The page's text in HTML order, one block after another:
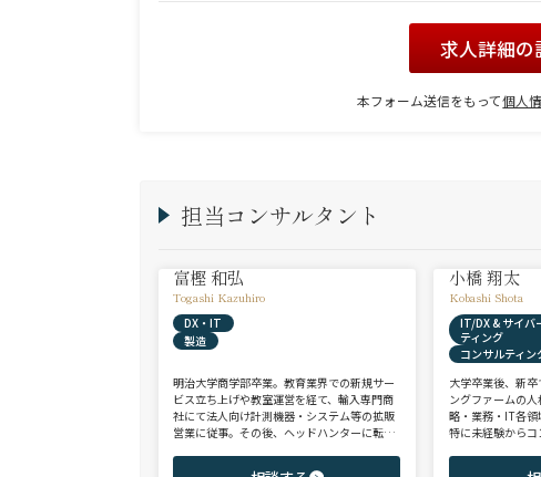
求人詳細
本フォーム送信をもって個人
担当コンサルタント
富樫 和弘
Togashi Kazuhiro
DX・IT
製造
明治大学商学部卒業。教育業界での新規サー
ビス立ち上げや教室運営を経て、輸入専門商
社にて法人向け計測機器・システム等の拡販
営業に従事。その後、ヘッドハンターに転身
小橋 翔太
Kobashi Shota
IT/DX & サイバ
ティング
コンサルティ
大学卒業後、新
ングファームの
略・業務・IT各領
特に未経験から